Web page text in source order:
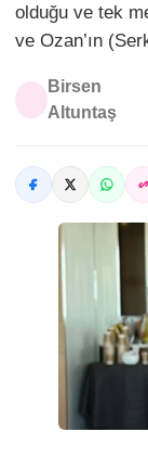
olduğu ve tek
ve Ozan’ın
Birsen
Altuntaş